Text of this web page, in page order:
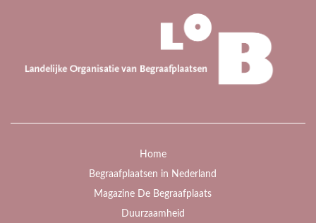
Home
Begraafplaatsen in Nederland
Magazine De Begraafplaats
Duurzaamheid